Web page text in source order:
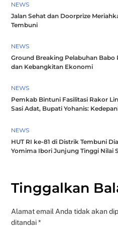
NEWS
Jalan Sehat dan Doorprize
Tembuni
NEWS
Ground Breaking Pelabuhan
dan Kebangkitan Ekonomi
NEWS
Pemkab Bintuni Fasilitasi Rakor
Sasi Adat, Bupati Yohanis:
NEWS
HUT RI ke-81 di Distrik Tembuni
Yomima Ibori Junjung Tinggi Nilai
Tinggalkan
Alamat email Anda tidak akan
ditandai*